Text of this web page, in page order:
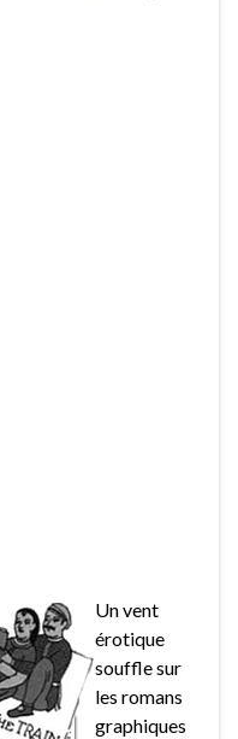
Un vent
érotique
souffle sur
les romans
graphiques